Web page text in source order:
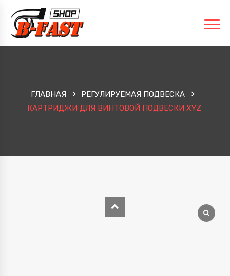
ГЛАВНАЯ
РЕГУЛИРУЕМАЯ ПОДВЕСКА
КАРТРИДЖИ ДЛЯ ВИНТОВОЙ ПОДВЕСКИ XYZ